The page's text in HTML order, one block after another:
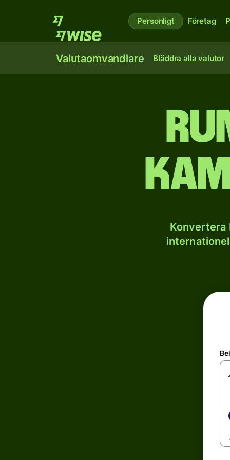
Personligt Företag
Valutaomvandlare Bläddra alla valutor
Konvertera